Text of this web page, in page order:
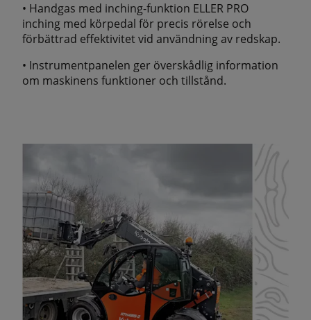
• Handgas med inching-funktion ELLER PRO
inching med körpedal för precis rörelse och
förbättrad effektivitet vid användning av redskap.
• Instrumentpanelen ger överskådlig information
om maskinens funktioner och tillstånd.